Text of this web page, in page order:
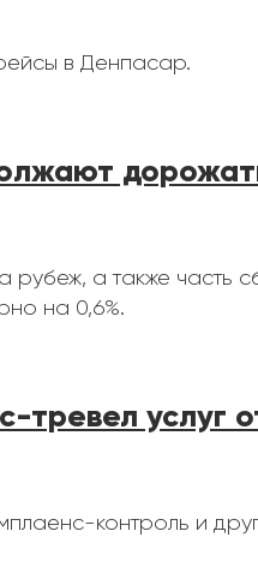
в Денпасар.
рубеж, а также часть
на 0,6%.
тревел услуг
контроль и